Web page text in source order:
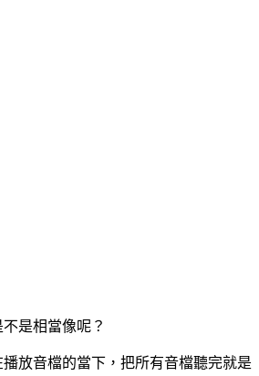
是相當像呢？
放音檔的當下，把所有音檔聽完就是